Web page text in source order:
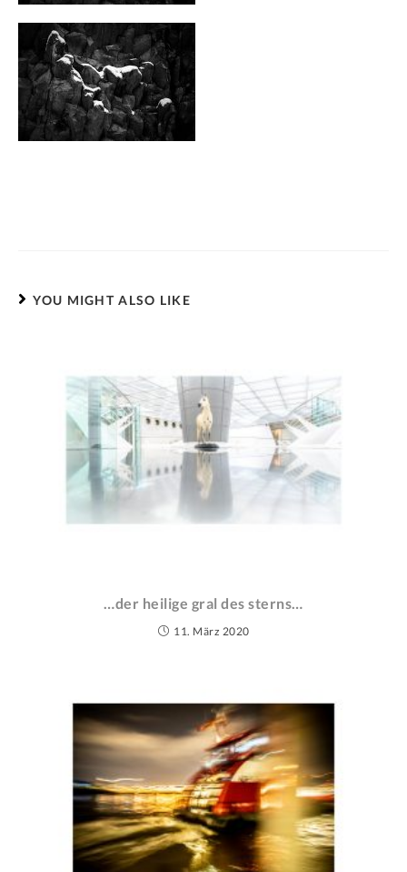
YOU MIGHT ALSO LIKE
…der heilige gral des sterns…
11. März 2020